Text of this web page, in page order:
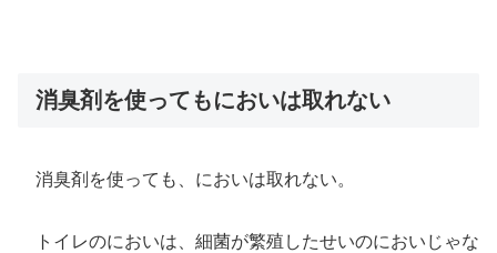
消臭剤を使ってもにおいは取れない
消臭剤を使っても、においは取れない。
トイレのにおいは、細菌が繁殖したせいのにおいじゃな